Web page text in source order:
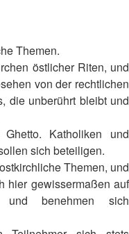
Themen.
östlicher Riten, und
von der rechtlichen
die unberührt bleibt und
Katholiken und
sich beteiligen.
Themen, und
hier gewissermaßen auf
und benehmen sich